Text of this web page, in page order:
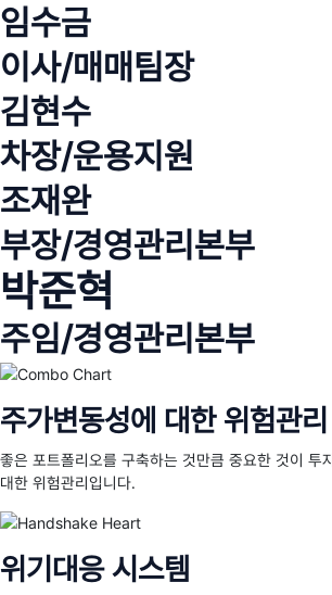
임수금
이사/매매팀장
김현수
차장/운용지원
조재완
부장/경영관리본부
박준혁
주임/경영관리본부
주가변동성에 대한 위험관리
좋은 포트폴리오를 구축하는 것만큼 중요한 것이 투
대한 위험관리입니다.
위기대응 시스템